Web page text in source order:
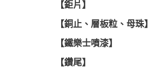
【鉅片】
【銅止、層板粒、母珠】
【鐵樂士噴漆】
【鑽尾】